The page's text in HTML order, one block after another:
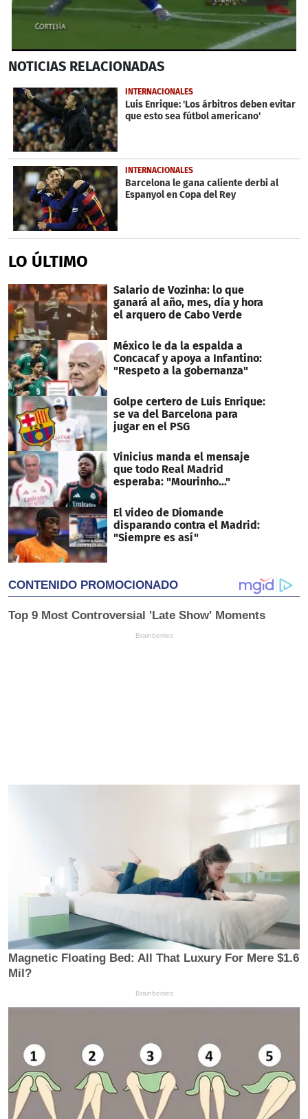
seconds
14
seconds
NOTICIAS RELACIONADAS
INTERNACIONALES
Luis Enrique: 'Los árbitros deben evitar
que esto sea fútbol americano'
INTERNACIONALES
Barcelona le gana caliente derbi al
Espanyol en Copa del Rey
LO ÚLTIMO
Salario de Vozinha: lo que
ganará al año, mes, día y hora
el arquero de Cabo Verde
México le da la espalda a
Concacaf y apoya a Infantino:
"Respeto a la gobernanza"
Golpe certero de Luis Enrique:
se va del Barcelona para
jugar en el PSG
Vinicius manda el mensaje
que todo Real Madrid
esperaba: "Mourinho..."
El video de Diomande
disparando contra el Madrid:
"Siempre es así"